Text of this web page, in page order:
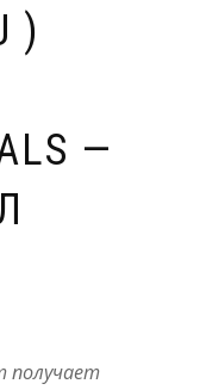
)
—
получает